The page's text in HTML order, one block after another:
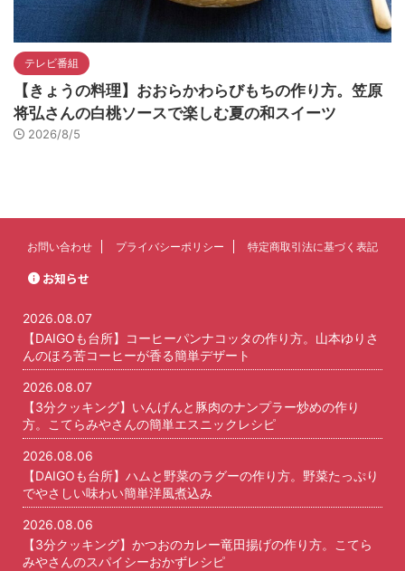
テレビ番組
【きょうの料理】おおらかわらびもちの作り方。笠原
将弘さんの白桃ソースで楽しむ夏の和スイーツ
2026/8/5
お問い合わせ プライバシーポリシー 特定商取引法に基づく表記
お知らせ
2026.08.07
【DAIGOも台所】コーヒーパンナコッタの作り方。山本ゆりさ
んのほろ苦コーヒーが香る簡単デザート
2026.08.07
【3分クッキング】いんげんと豚肉のナンプラー炒めの作り
方。こてらみやさんの簡単エスニックレシピ
2026.08.06
【DAIGOも台所】ハムと野菜のラグーの作り方。野菜たっぷり
でやさしい味わい簡単洋風煮込み
2026.08.06
【3分クッキング】かつおのカレー竜田揚げの作り方。こてら
みやさんのスパイシーおかずレシピ